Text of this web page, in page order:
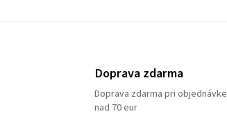
Doprava zdarma
Doprava zdarma pri objednávke
nad 70 eur